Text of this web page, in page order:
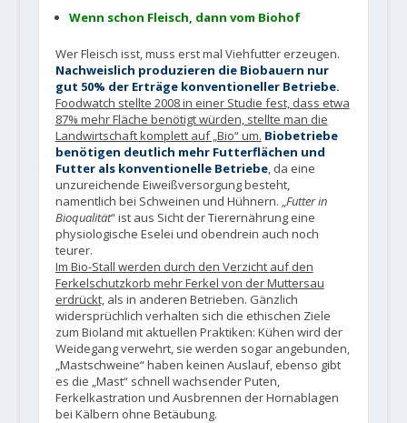
Wenn schon Fleisch, dann vom Biohof
Wer Fleisch isst, muss erst mal Viehfutter erzeugen.
Nachweislich produzieren die Biobauern nur
gut 50% der Erträge konventioneller Betriebe.
Foodwatch stellte 2008 in einer Studie fest, dass etwa
87% mehr Fläche benötigt würden, stellte man die
Landwirtschaft komplett auf „Bio“ um. Biobetriebe
benötigen deutlich mehr Futterflächen und
Futter als konventionelle Betriebe, da eine
unzureichende Eiweißversorgung besteht,
namentlich bei Schweinen und Hühnern. „Futter in
Bioqualität“ ist aus Sicht der Tierernährung eine
physiologische Eselei und obendrein auch noch
teurer.
Im Bio-Stall werden durch den Verzicht auf den
Ferkelschutzkorb mehr Ferkel von der Muttersau
erdrückt,als in anderen Betrieben. Gänzlich
widersprüchlich verhalten sich die ethischen Ziele
zum Bioland mit aktuellen Praktiken: Kühen wird der
Weidegang verwehrt, sie werden sogar angebunden,
„Mastschweine“ haben keinen Auslauf, ebenso gibt
es die „Mast“ schnell wachsender Puten,
Ferkelkastration und Ausbrennen der Hornablagen
bei Kälbern ohne Betäubung.